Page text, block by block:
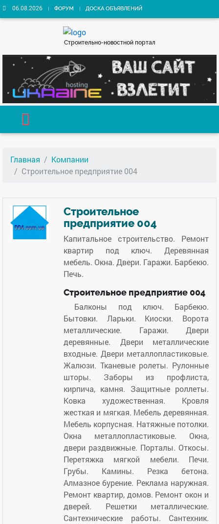
06.08.2026 ФОРУМ ДОСКА ОБЪЯВЛЕНИЙ
Строительно-новостной портал
Главная
Компании
Строительное предприятие 004
Строительное
предприятие 004
Капитальное строительство. Ремонт
квартир под ключ. Деревянная
мебель. Окна. Двери. Гаражи. Барбекю.
Печь.
Строительное предприятие 004
Балконы под ключ. Барбекю.
Бытовки. Ларьки. Киоски. Ворота
металлические. Гаражи. Двери
деревянные. Двери металлические
входные. Двери металлопластиковые.
Жалюзи. Тканевые ролеты. Рулонные
шторы. Заборы из профлиста,
кирпича, камня. Защитные роллеты.
Ковка художественная. Кровля
жесткая и мягкая. Мебель деревянная.
Мебель корпусная. Натяжные потолки.
Окна металлопластиковые. Окна,
двери раздвижные. Порталы. Откосы.
Перетяжка мягкой мебели. Печи.
Грубы. Камины. Резка бетона.
Алмазное бурение. Реклама наружная.
Ремонт квартир, домов. Ремонт окон и
дверей. Решетки металлические.
Сантехнические работы. Сантехник.